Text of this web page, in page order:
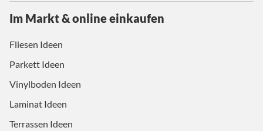
Im Markt & online einkaufen
Fliesen Ideen
Parkett Ideen
Vinylboden Ideen
Laminat Ideen
Terrassen Ideen